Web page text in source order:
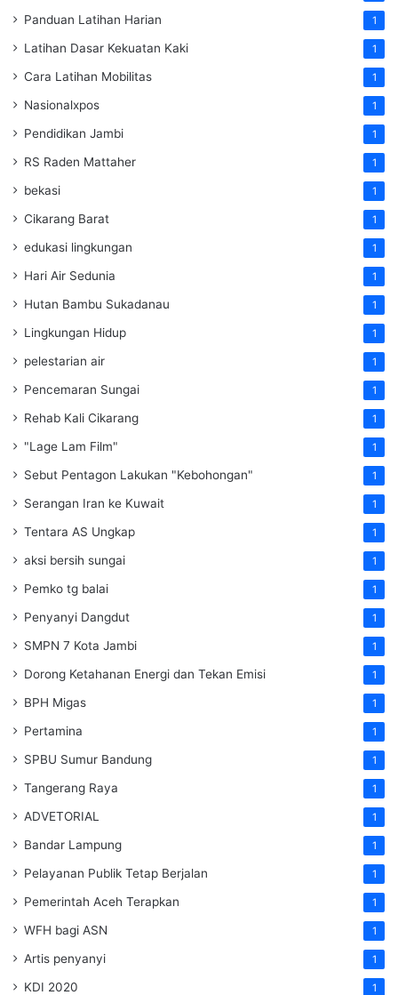
Panduan Latihan Harian 1
Latihan Dasar Kekuatan Kaki 1
Cara Latihan Mobilitas 1
Nasionalxpos 1
Pendidikan Jambi 1
RS Raden Mattaher 1
bekasi 1
Cikarang Barat 1
edukasi lingkungan 1
Hari Air Sedunia 1
Hutan Bambu Sukadanau 1
Lingkungan Hidup 1
pelestarian air 1
Pencemaran Sungai 1
Rehab Kali Cikarang 1
"Lage Lam Film" 1
Sebut Pentagon Lakukan "Kebohongan" 1
Serangan Iran ke Kuwait 1
Tentara AS Ungkap 1
aksi bersih sungai 1
Pemko tg balai 1
Penyanyi Dangdut 1
SMPN 7 Kota Jambi 1
Dorong Ketahanan Energi dan Tekan Emisi 1
BPH Migas 1
Pertamina 1
SPBU Sumur Bandung 1
Tangerang Raya 1
ADVETORIAL 1
Bandar Lampung 1
Pelayanan Publik Tetap Berjalan 1
Pemerintah Aceh Terapkan 1
WFH bagi ASN 1
Artis penyanyi 1
KDI 2020 1